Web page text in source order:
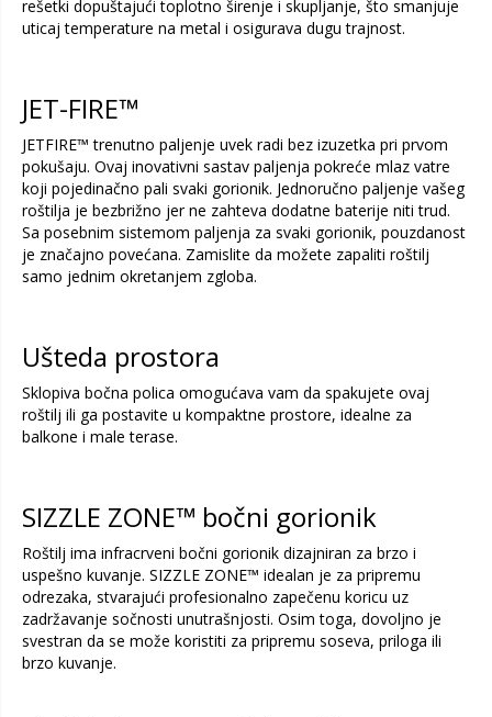
rešetki dopuštajući toplotno širenje i skupljanje, što smanjuje
uticaj temperature na metal i osigurava dugu trajnost.
JET-FIRE™
JETFIRE™ trenutno paljenje uvek radi bez izuzetka pri prvom
pokušaju. Ovaj inovativni sastav paljenja pokreće mlaz vatre
koji pojedinačno pali svaki gorionik. Jednoručno paljenje vašeg
roštilja je bezbrižno jer ne zahteva dodatne baterije niti trud.
Sa posebnim sistemom paljenja za svaki gorionik, pouzdanost
je značajno povećana. Zamislite da možete zapaliti roštilj
samo jednim okretanjem zgloba.
Ušteda prostora
Sklopiva bočna polica omogućava vam da spakujete ovaj
roštilj ili ga postavite u kompaktne prostore, idealne za
balkone i male terase.
SIZZLE ZONE™ bočni gorionik
Roštilj ima infracrveni bočni gorionik dizajniran za brzo i
uspešno kuvanje. SIZZLE ZONE™ idealan je za pripremu
odrezaka, stvarajući profesionalno zapečenu koricu uz
zadržavanje sočnosti unutrašnjosti. Osim toga, dovoljno je
svestran da se može koristiti za pripremu soseva, priloga ili
brzo kuvanje.